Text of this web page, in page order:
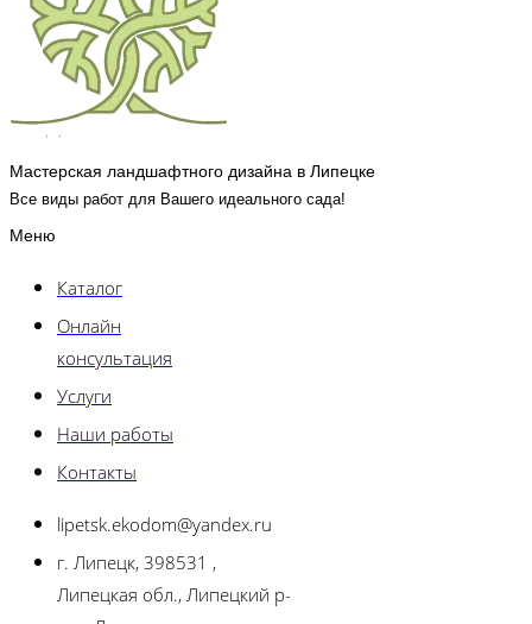
Мастерская ландшафтного дизайна в Липецке
Все виды работ для Вашего идеального сада!
Меню
Каталог
Онлайн
консультация
Услуги
Наши работы
Контакты
lipetsk.ekodom@yandex.ru
г. Липецк, 398531 ,
Липецкая обл., Липецкий р-